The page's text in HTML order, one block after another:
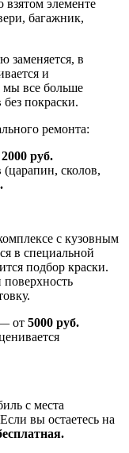
взятом элементе
багажник,
заменяется, в
и
мы все больше
покраски.
ремонта:
руб.
(царапин, сколов,
с кузовным
в специальной
подбор краски.
поверхность
от 5000 руб.
с места
вы остаетесь на